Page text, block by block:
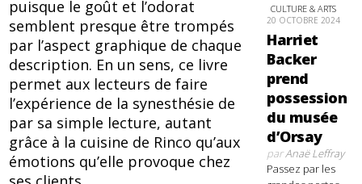
puisque le goût et l’odorat
semblent presque être trompés
par l’aspect graphique de chaque
description. En un sens, ce livre
permet aux lecteurs de faire
l’expérience de la synesthésie de
par sa simple lecture, autant
grâce à la cuisine de Rinco qu’aux
émotions qu’elle provoque chez
CULTURE & ARTS
20 OCTOBRE 2024
Harriet
Backer
prend
possession
du musée
d’Orsay
parAnaë Leffray
Passez par les